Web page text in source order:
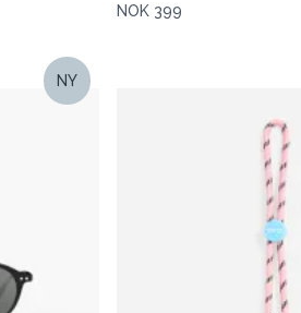
NOK 399
NY